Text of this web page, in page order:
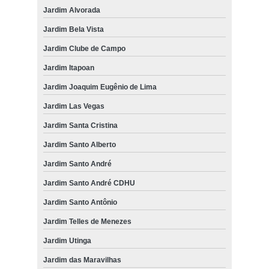
Jardim Alvorada
Jardim Bela Vista
Jardim Clube de Campo
Jardim Itapoan
Jardim Joaquim Eugênio de Lima
Jardim Las Vegas
Jardim Santa Cristina
Jardim Santo Alberto
Jardim Santo André
Jardim Santo André CDHU
Jardim Santo Antônio
Jardim Telles de Menezes
Jardim Utinga
Jardim das Maravilhas